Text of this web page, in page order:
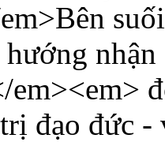
em><em>
đạo đức